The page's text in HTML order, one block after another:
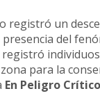
registró un
del
para la
En Peligro Crítico